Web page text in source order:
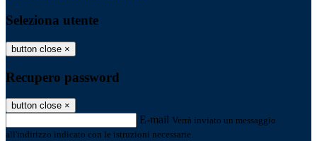
Seleziona utente
button close ×
Recupero password
button close ×
E-mail Verrà inviato un messaggio
all'indirizzo indicato con le istruzioni necessarie.